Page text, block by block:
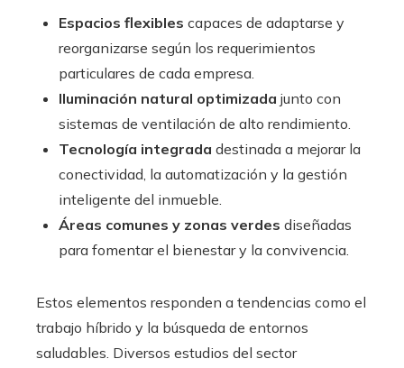
Espacios flexibles capaces de adaptarse y
reorganizarse según los requerimientos
particulares de cada empresa.
Iluminación natural optimizada junto con
sistemas de ventilación de alto rendimiento.
Tecnología integrada destinada a mejorar la
conectividad, la automatización y la gestión
inteligente del inmueble.
Áreas comunes y zonas verdes diseñadas
para fomentar el bienestar y la convivencia.
Estos elementos responden a tendencias como el
trabajo híbrido y la búsqueda de entornos
saludables. Diversos estudios del sector